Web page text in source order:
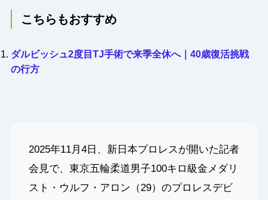
こちらもおすすめ
ダルビッシュ2度目TJ手術で来季全休へ｜40歳復活挑戦
の行方
2025年11月4日、新日本プロレスが開いた記者
会見で、東京五輪柔道男子100キロ級金メダリ
スト・ウルフ・アロン（29）のプロレスデビ